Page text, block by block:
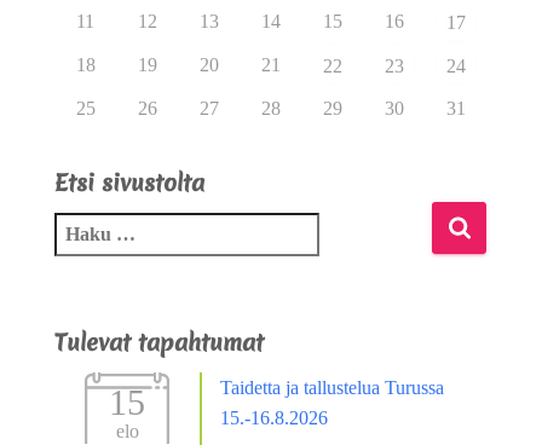
11 12 13 14 15 16 17
18 19 20 21 22 23 24
25 26 27 28 29 30 31
Etsi sivustolta
Tulevat tapahtumat
15
elo
Taidetta ja tallustelua Turussa
15.-16.8.2026